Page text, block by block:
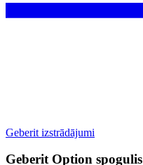
Geberit izstrādājumi
Geberit Option spogulis